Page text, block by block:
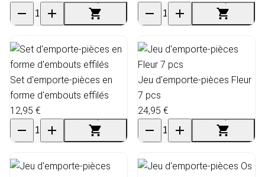
Set d'emporte-pièces en
forme d'embouts effilés
12,95 €
Jeu d'emporte-pièces Fleur
7 pcs
24,95 €